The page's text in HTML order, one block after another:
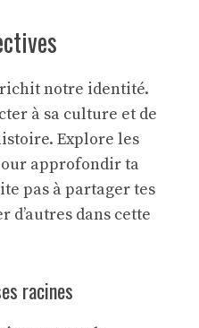
notre identité.
à sa culture et de
Explore les
approfondir ta
pas à partager tes
dans cette
racines